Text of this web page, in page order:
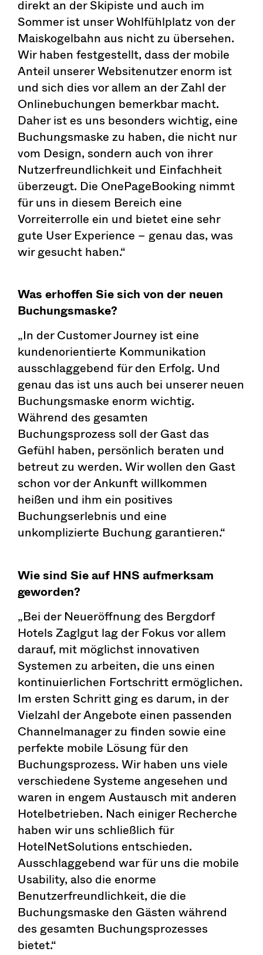
direkt an der Skipiste und auch im
Sommer ist unser Wohlfühlplatz von der
Maiskogelbahn aus nicht zu übersehen.
Wir haben festgestellt, dass der mobile
Anteil unserer Websitenutzer enorm ist
und sich dies vor allem an der Zahl der
Onlinebuchungen bemerkbar macht.
Daher ist es uns besonders wichtig, eine
Buchungsmaske zu haben, die nicht nur
vom Design, sondern auch von ihrer
Nutzerfreundlichkeit und Einfachheit
überzeugt. Die OnePageBooking nimmt
für uns in diesem Bereich eine
Vorreiterrolle ein und bietet eine sehr
gute User Experience – genau das, was
wir gesucht haben.“
Was erhoffen Sie sich von der neuen
Buchungsmaske?
„In der Customer Journey ist eine
kundenorientierte Kommunikation
ausschlaggebend für den Erfolg. Und
genau das ist uns auch bei unserer neuen
Buchungsmaske enorm wichtig.
Während des gesamten
Buchungsprozess soll der Gast das
Gefühl haben, persönlich beraten und
betreut zu werden. Wir wollen den Gast
schon vor der Ankunft willkommen
heißen und ihm ein positives
Buchungserlebnis und eine
unkomplizierte Buchung garantieren.“
Wie sind Sie auf HNS aufmerksam
geworden?
„Bei der Neueröffnung des Bergdorf
Hotels Zaglgut lag der Fokus vor allem
darauf, mit möglichst innovativen
Systemen zu arbeiten, die uns einen
kontinuierlichen Fortschritt ermöglichen.
Im ersten Schritt ging es darum, in der
Vielzahl der Angebote einen passenden
Channelmanager zu finden sowie eine
perfekte mobile Lösung für den
Buchungsprozess. Wir haben uns viele
verschiedene Systeme angesehen und
waren in engem Austausch mit anderen
Hotelbetrieben. Nach einiger Recherche
haben wir uns schließlich für
HotelNetSolutions entschieden.
Ausschlaggebend war für uns die mobile
Usability, also die enorme
Benutzerfreundlichkeit, die die
Buchungsmaske den Gästen während
des gesamten Buchungsprozesses
bietet.“